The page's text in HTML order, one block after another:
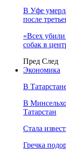
В Уфе
после
«Всех
собак в
Пред След
Экономика
В
В
Татарстан
Стала
Гречка